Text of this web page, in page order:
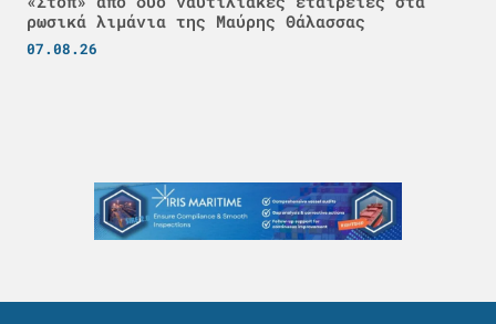
ρωσικά λιμάνια της Μαύρης Θάλασσας
07.08.26